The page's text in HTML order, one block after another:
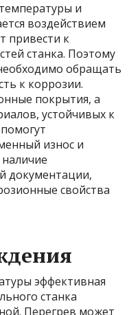
и
воздействием
привести к
станка. Поэтому
обращать
к коррозии.
покрытия, а
устойчивых к
износ и
документации,
свойства
эффективная
станка
Перегрев может